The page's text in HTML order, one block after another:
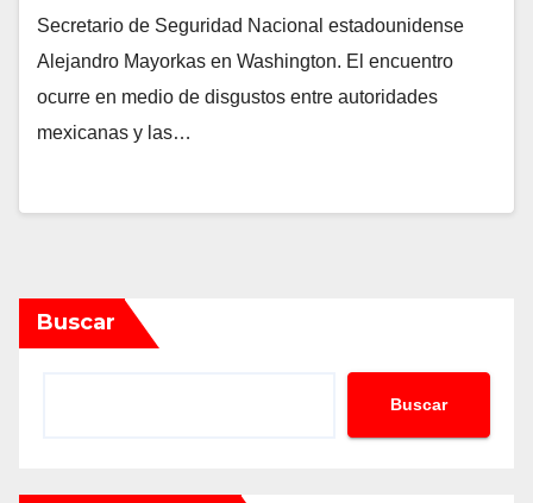
Secretario de Seguridad Nacional estadounidense
Alejandro Mayorkas en Washington. El encuentro
ocurre en medio de disgustos entre autoridades
mexicanas y las…
Buscar
Buscar